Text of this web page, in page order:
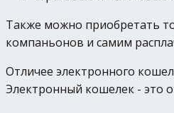
Также можно приобретать
компаньонов и самим
Отличее электронного
Электронный кошелек - это